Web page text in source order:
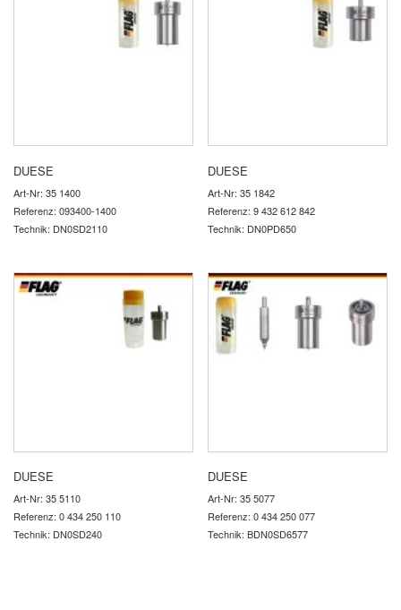
DUESE
Art-Nr: 35 1400
Referenz: 093400-1400
Technik: DN0SD2110
DUESE
Art-Nr: 35 1842
Referenz: 9 432 612 842
Technik: DN0PD650
DUESE
Art-Nr: 35 5110
Referenz: 0 434 250 110
Technik: DN0SD240
DUESE
Art-Nr: 35 5077
Referenz: 0 434 250 077
Technik: BDN0SD6577